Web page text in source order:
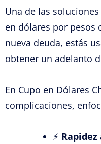
Una de las
en dólares por pesos
nueva deuda, estás
obtener un adelanto
En Cupo en Dólares
complicaciones,
⚡